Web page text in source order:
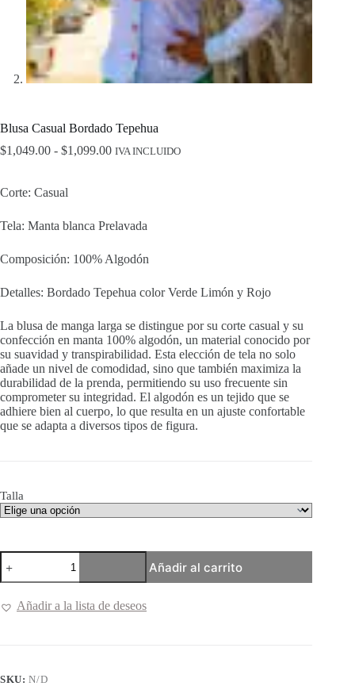
Blusa Casual Bordado Tepehua
$1,049.00 - $1,099.00Rango
hasta
IVA INCLUIDO
Corte: Casual
Tela: Manta blanca Prelavada
Composición: 100% Algodón
Detalles: Bordado Tepehua color Verde Limón y Rojo
La blusa de manga larga se distingue por su corte casual y su
confección en manta 100% algodón, un material conocido por
su suavidad y transpirabilidad. Esta elección de tela no solo
añade un nivel de comodidad, sino que también maximiza la
durabilidad de la prenda, permitiendo su uso frecuente sin
comprometer su integridad. El algodón es un tejido que se
adhiere bien al cuerpo, lo que resulta en un ajuste confortable
que se adapta a diversos tipos de figura.
Talla
Blusa
Casual
Bordado
cantidad
Añadir al carrito
Añadir a la lista de deseos
SKU:N/D